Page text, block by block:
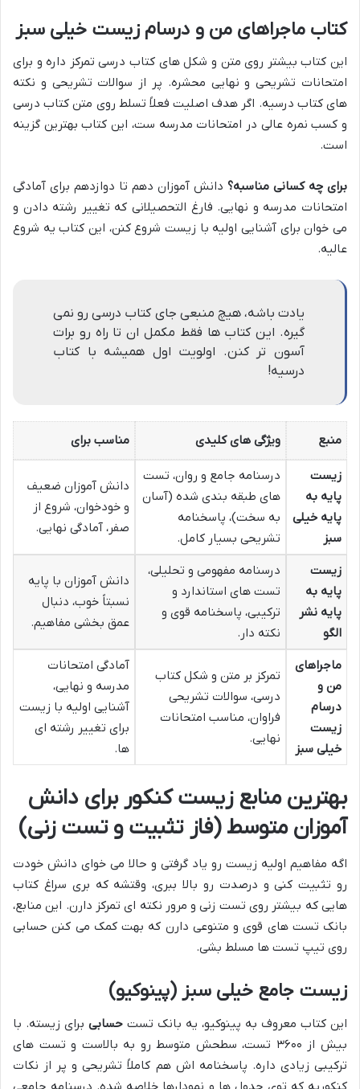
کتاب ماجراهای من و درسام زیست خیلی سبز
این کتاب بیشتر روی متن و شکل های کتاب درسی تمرکز داره و برای
امتحانات تشریحی و نهایی محشره. پر از سوالات تشریحی و نکته
های کتاب درسیه. اگر هدف اصلیت فعلاً تسلط روی متن کتاب درسی
و کسب نمره عالی در امتحانات مدرسه ست، این کتاب بهترین گزینه
است.
برای چه کسانی مناسبه؟ دانش آموزان دهم تا دوازدهم برای آمادگی
امتحانات مدرسه و نهایی. فارغ التحصیلانی که تغییر رشته دادن و
می خوان برای آشنایی اولیه با زیست شروع کنن، این کتاب یه شروع
عالیه.
یادت باشه، هیچ منبعی جای کتاب درسی رو نمی
گیره. این کتاب ها فقط مکمل ان تا راه رو برات
آسون تر کنن. اولویت اول همیشه با کتاب
درسیه!
منبع ویژگی های کلیدی مناسب برای
زیست
پایه به
پایه خیلی
سبز
درسنامه جامع و روان، تست
های طبقه بندی شده (آسان
به سخت)، پاسخنامه
تشریحی بسیار کامل.
دانش آموزان ضعیف
و خودخوان، شروع از
صفر، آمادگی نهایی.
زیست
پایه به
پایه نشر
الگو
درسنامه مفهومی و تحلیلی،
تست های استاندارد و
ترکیبی، پاسخنامه قوی و
نکته دار.
دانش آموزان با پایه
نسبتاً خوب، دنبال
عمق بخشی مفاهیم.
ماجراهای
من و
درسام
زیست
خیلی سبز
تمرکز بر متن و شکل کتاب
درسی، سوالات تشریحی
فراوان، مناسب امتحانات
نهایی.
آمادگی امتحانات
مدرسه و نهایی،
آشنایی اولیه با زیست
برای تغییر رشته ای
ها.
بهترین منابع زیست کنکور برای دانش
آموزان متوسط (فاز تثبیت و تست زنی)
اگه مفاهیم اولیه زیست رو یاد گرفتی و حالا می خوای دانش خودت
رو تثبیت کنی و درصدت رو بالا ببری، وقتشه که بری سراغ کتاب
هایی که بیشتر روی تست زنی و مرور نکته ای تمرکز دارن. این منابع،
بانک تست های قوی و متنوعی دارن که بهت کمک می کنن حسابی
روی تیپ تست ها مسلط بشی.
زیست جامع خیلی سبز (پینوکیو)
این کتاب معروف به پینوکیو، یه بانک تست حسابی برای زیسته. با
بیش از ۳۶۰۰ تست، سطحش متوسط رو به بالاست و تست های
ترکیبی زیادی داره. پاسخنامه اش هم کاملاً تشریحی و پر از نکات